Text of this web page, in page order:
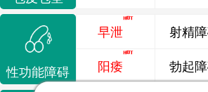
性功能障碍
早泄
阳痿
射精
勃起